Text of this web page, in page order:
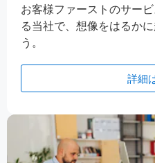
お客様ファーストのサー
る当社で、想像をはるか
う。
詳細